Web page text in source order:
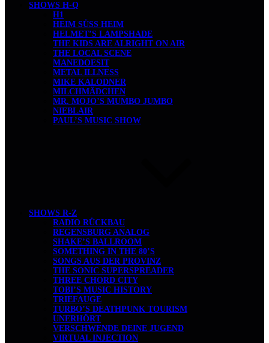
SHOWS H-Q
H1
HEIM SÜSS HEIM
HELMET’S LAMPSHADE
THE KIDS ARE ALRIGHT ON AIR
THE LOCAL SCENE
MANEDOESIT
METAL ILLNESS
MIKE KALODNER
MILCHMÄDCHEN
MR. MOJO’S MUMBO JUMBO
NIEBLAIR
PAUL’S MUSIC SHOW
SHOWS R-Z
RADIO RÜCKBAU
REGENSBURG ANALOG
SHAKE’S BALLROOM
SOMETHING IN THE 80’S
SONGS AUS DER PROVINZ
THE SONIC SUPERSPREADER
THREE CHORD CITY
TOBI’S MUSIC HISTORY
TRIEFAUGE
TURBO’S DEATHPUNK TOURISM
UNERHÖRT
VERSCHWENDE DEINE JUGEND
VIRTUAL INJECTION